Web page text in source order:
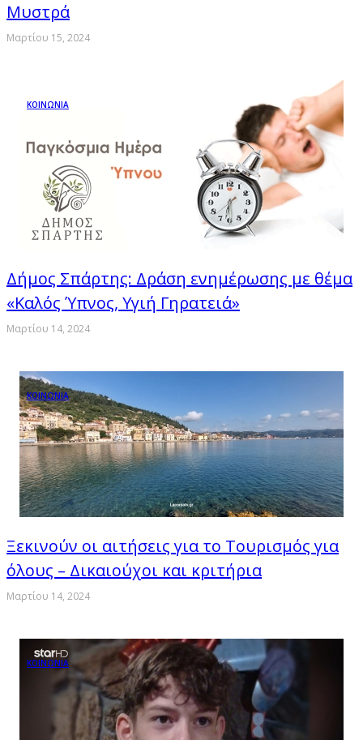
Μυστρά
Μαρτίου 15, 2024
ΚΟΙΝΩΝΙΑ
Δήμος Σπάρτης: Δράση ενημέρωσης με θέμα
«Καλός Ύπνος, Υγιή Γηρατειά»
Μαρτίου 14, 2024
ΚΟΙΝΩΝΙΑ
Ξεκινούν οι αιτήσεις για το Τουρισμός για
όλους – Δικαιούχοι και κριτήρια
Μαρτίου 14, 2024
ΚΟΙΝΩΝΙΑ